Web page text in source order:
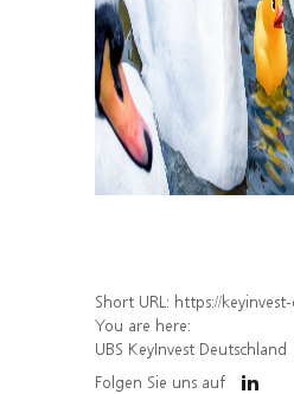
Short URL: https://keyinvest-de.ubs.com/
You are here:
UBS KeyInvest Deutschland
Folgen Sie uns auf